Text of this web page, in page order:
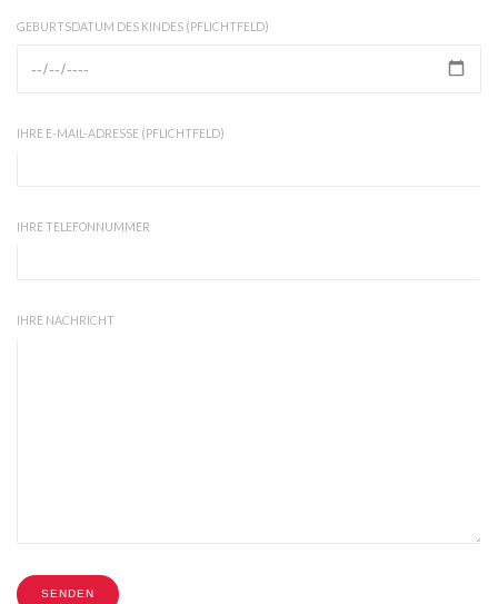
GEBURTSDATUM DES KINDES (PFLICHTFELD)
IHRE E-MAIL-ADRESSE (PFLICHTFELD)
IHRE TELEFONNUMMER
IHRE NACHRICHT